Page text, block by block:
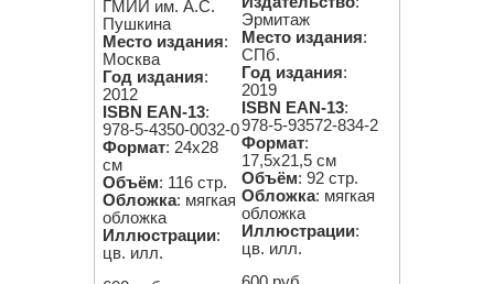
ГМИИ им. А.С.
Пушкина
Место издания:
Москва
Год издания:
2012
ISBN EAN-13:
978-5-4350-0032-0
Формат: 24x28
см
Объём: 116 стр.
Обложка: мягкая
обложка
Иллюстрации:
цв. илл.
Эрмитаж
Место издания:
СПб.
Год издания:
2019
ISBN EAN-13:
978-5-93572-834-2
Формат:
17,5х21,5 см
Объём: 92 стр.
Обложка: мягкая
обложка
Иллюстрации:
цв. илл.